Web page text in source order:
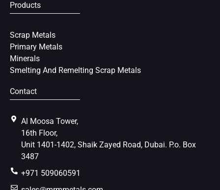
Products
Scrap Metals
Primary Metals
Minerals
Smelting And Remelting Scrap Metals
Contact
Al Moosa Tower,
16th Floor,
Unit 1401-1402, Shaik Zayed Road, Dubai. P.o. Box
3487
+971 509060591